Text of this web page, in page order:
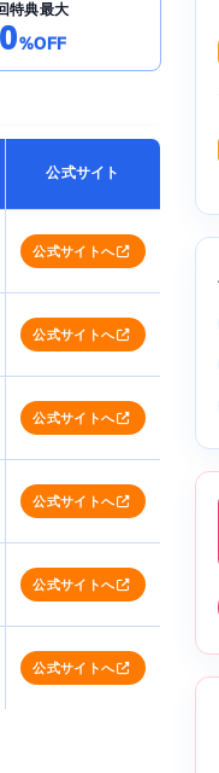
特典最大
%OFF
公式サイト
公式サイトへ
公式サイトへ
公式サイトへ
公式サイトへ
公式サイトへ
公式サイトへ